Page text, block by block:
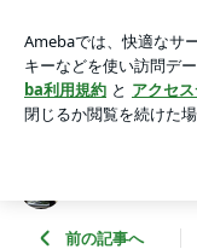
アプリをダウンロー
ょう。
前の記事へ